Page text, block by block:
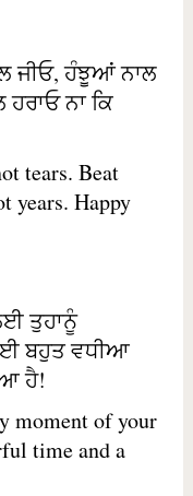
ਜੀਓ, ਹੰਝੂਆਂ ਨਾਲ
ਨਾ ਕਿ
tears. Beat
years. Happy
ਤੁਹਾਨੂੰ
ਬਹੁਤ ਵਧੀਆ
ਹੈ!
moment of your
time and a